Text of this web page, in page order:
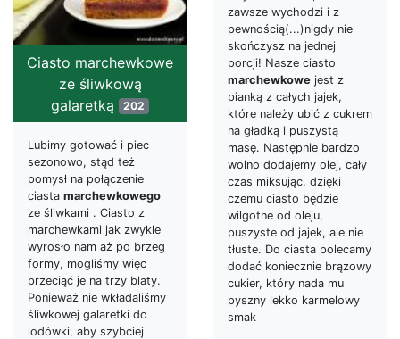
zawsze wychodzi i z
pewnością(...)nigdy nie
skończysz na jednej
porcji! Nasze ciasto
marchewkowe jest z
pianką z całych jajek,
które należy ubić z cukrem
na gładką i puszystą
masę. Następnie bardzo
wolno dodajemy olej, cały
czas miksując, dzięki
czemu ciasto będzie
wilgotne od oleju,
puszyste od jajek, ale nie
tłuste. Do ciasta polecamy
dodać koniecznie brązowy
cukier, który nada mu
pyszny lekko karmelowy
smak
Ciasto marchewkowe
ze śliwkową
galaretką 202
Lubimy gotować i piec
sezonowo, stąd też
pomysł na połączenie
ciasta marchewkowego
ze śliwkami . Ciasto z
marchewkami jak zwykle
wyrosło nam aż po brzeg
formy, mogliśmy więc
przeciąć je na trzy blaty.
Ponieważ nie wkładaliśmy
śliwkowej galaretki do
lodówki, aby szybciej